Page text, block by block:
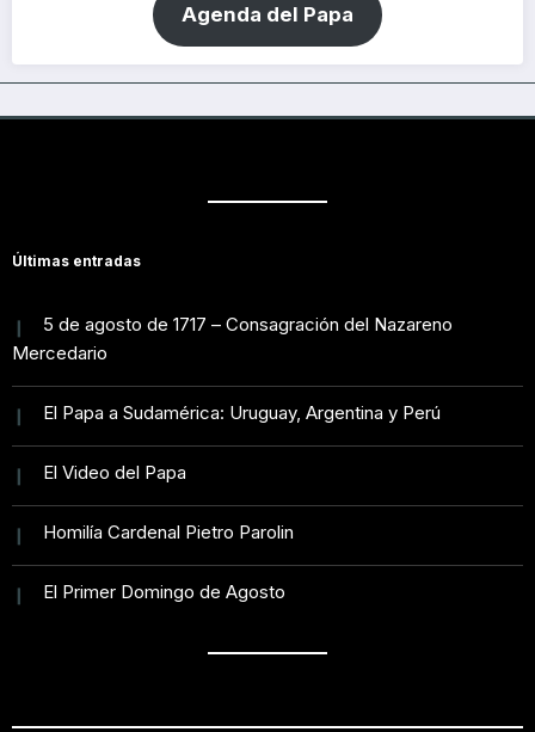
Agenda del Papa
Últimas entradas
5 de agosto de 1717 – Consagración del Nazareno
Mercedario
El Papa a Sudamérica: Uruguay, Argentina y Perú
El Video del Papa
Homilía Cardenal Pietro Parolin
El Primer Domingo de Agosto